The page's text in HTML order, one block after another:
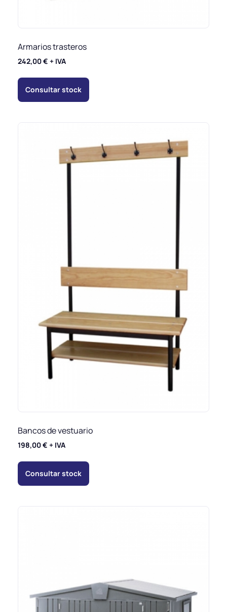
Armarios trasteros
242,00€ + IVA
Consultar stock
Bancos de vestuario
198,00€ + IVA
Consultar stock